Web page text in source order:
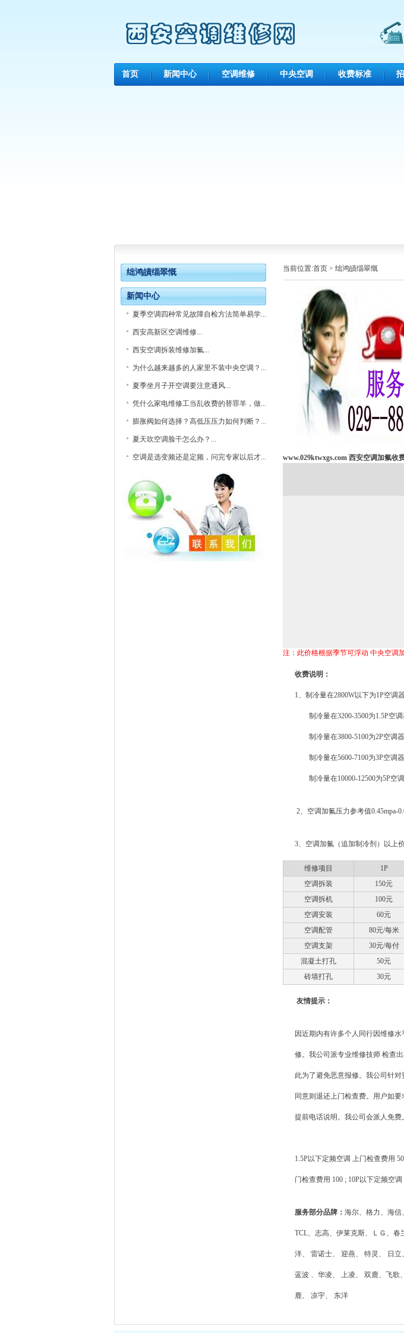
首页 新闻中心 空调维修 中央空调 收费标准
绌鸿皟缁翠慨
新闻中心
夏季空调四种常见故障自检方法简单易学...
西安高新区空调维修...
西安空调拆装维修加氟...
为什么越来越多的人家里不装中央空调？...
夏季坐月子开空调要注意通风...
凭什么家电维修工当乱收费的替罪羊，做...
膨胀阀如何选择？高低压压力如何判断？...
夏天吹空调脸干怎么办？...
空调是选变频还是定频，问完专家以后才...
当前位置:首页 > 绌鸿皟缁翠慨
www.029ktwxgs.com 西安空调加氟收
注：此价格根据季节可浮动 中央空调
收费说明：
1、制冷量在2800W以下为1P空调器
制冷量在3200-3500为1.5P空调
制冷量在3800-5100为2P空调器
制冷量在5600-7100为3P空调器
制冷量在10000-12500为5P空调
2、空调加氟压力参考值0.45mpa-
3、空调加氟（追加制冷剂）以上
维修项目 1P
空调拆装
150元
空调拆机
100元
空调安装
60元
空调配管
80元/每米
空调支架
30元/每付
混凝土打孔
50元
砖墙打孔
30元
友情提示：
因近期内有许多个人同行因维修
修。我公司派专业维修技师 检查
此为了避免恶意报修。我公司针
同意则退还上门检查费。用户如
提前电话说明。我公司会派人免费
1.5P以下定频空调 上门检查费用
门检查费用 100 ; 10P以下定频空
服务部分品牌： 海尔、格力、海信
TCL、志高、伊莱克斯、ＬＧ、春
洋、 雷诺士、 迎燕、 特灵、 日
蓝波 、华凌、 上凌、 双鹿、飞歌
鹿、 凉宇、 东洋